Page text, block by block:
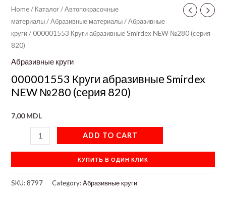
Home/ Каталог/Автопокрасочные
материалы/Абразивные материалы/Абразивные
круги/ 000001553 Круги абразивные Smirdex NEW №280 (серия
820)
Абразивные круги
000001553 Круги абразивные Smirdex
NEW №280 (серия 820)
7,00MDL
ADD TO CART
КУПИТЬ В ОДИН КЛИК
SKU:8797 Category:Абразивные круги